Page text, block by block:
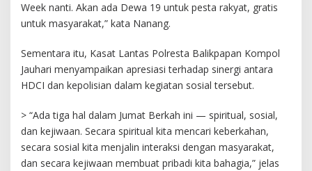
Week nanti. Akan ada Dewa 19 untuk pesta rakyat, gratis
untuk masyarakat,” kata Nanang.
Sementara itu, Kasat Lantas Polresta Balikpapan Kompol
Jauhari menyampaikan apresiasi terhadap sinergi antara
HDCI dan kepolisian dalam kegiatan sosial tersebut.
> “Ada tiga hal dalam Jumat Berkah ini — spiritual, sosial,
dan kejiwaan. Secara spiritual kita mencari keberkahan,
secara sosial kita menjalin interaksi dengan masyarakat,
dan secara kejiwaan membuat pribadi kita bahagia,” jelas